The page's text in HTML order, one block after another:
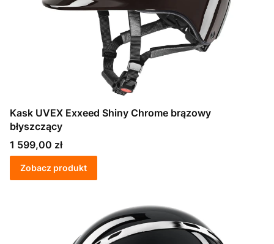
Kask UVEX Exxeed Shiny Chrome brązowy
błyszczący
Cena
1 599,00 zł
Zobacz produkt